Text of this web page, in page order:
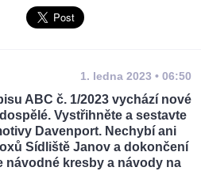
1. ledna 2023 • 06:50
ABC č. 1/2023 vychází nové
Vystřihněte a sestavte
Davenport. Nechybí ani
Sídliště Janov a dokončení
návodné kresby a návody na